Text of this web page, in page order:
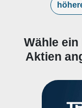
Wähle
Aktien